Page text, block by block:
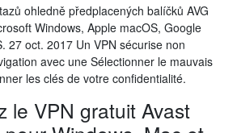
ohledně předplacených balíčků AVG
Windows, Apple macOS, Google
27 oct. 2017 Un VPN sécurise non
avec une Sélectionner le mauvais
les clés de votre confidentialité.
le VPN gratuit Avast